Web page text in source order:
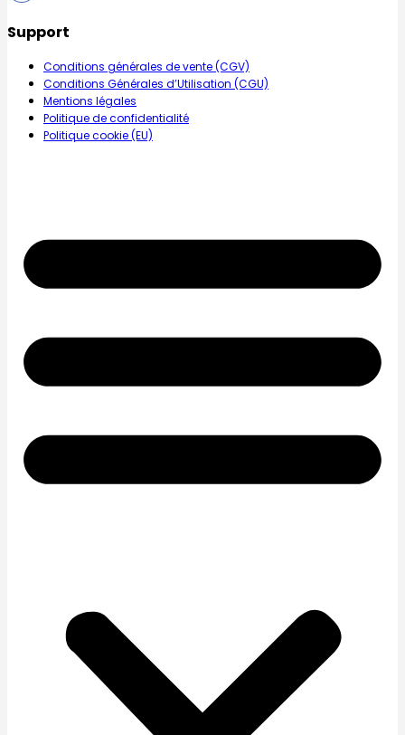
Support
Conditions générales de vente (CGV)
Conditions Générales d’Utilisation (CGU)
Mentions légales
Politique de confidentialité
Politique cookie (EU)